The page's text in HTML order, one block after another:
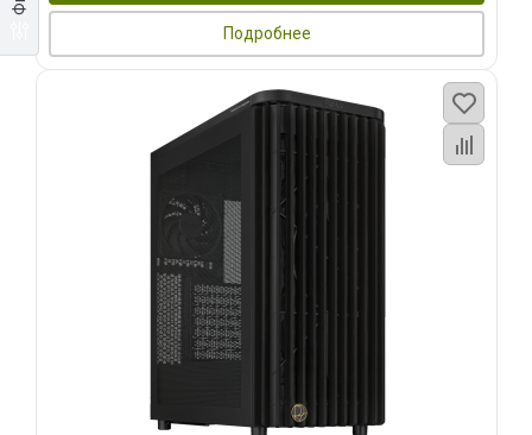
Подробнее